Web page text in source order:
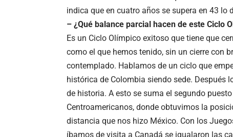
indica que en cuatro años se supera en 43
– ¿Qué balance parcial hacen de este Ciclo
Es un Ciclo Olímpico exitoso que tiene que
como el que hemos tenido, sin un cierre con
contemplado. Hablamos de un ciclo que
histórica de Colombia siendo sede. Después
de historia. A esto se suma el segundo
Centroamericanos, donde obtuvimos la
distancia que nos hizo México. Con los
íbamos de visita a Canadá se igualaron las